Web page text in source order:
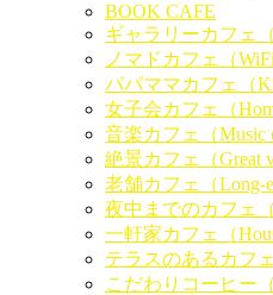
BOOK CAFE
ギャラリーカフェ（
ノマドカフェ（WiFi
パパママカフェ（
女子会カフェ（
音楽カフェ（Music
絶景カフェ（Great
老舗カフェ（Long-
夜中までのカフェ（
一軒家カフェ（
テラスのあるカフェ
こだわりコーヒー